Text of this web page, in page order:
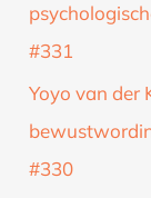
#331
Yoyo van der
#330